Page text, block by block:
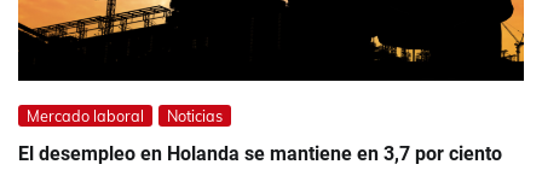
Mercado laboral Noticias
El desempleo en Holanda se mantiene en 3,7 por ciento